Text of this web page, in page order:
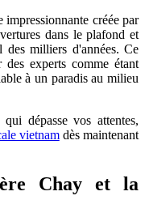
créée par
dans le plafond et
des milliers d'années. Ce
des experts comme étant
à un paradis au milieu
dépasse vos attentes,
vietnamdès maintenant
Chay et la